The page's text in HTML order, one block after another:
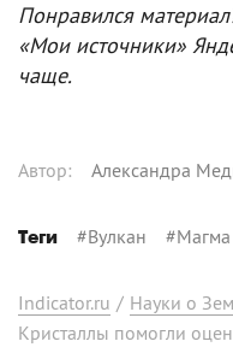
Понравился
«Мои источники»
чаще.
Автор: Александра
Теги #Вулкан #Магма
Indicator.ru / Науки о
Кристаллы помогли